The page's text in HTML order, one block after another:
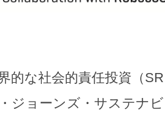
的な社会的責任投資（
ジョーンズ・サステナ